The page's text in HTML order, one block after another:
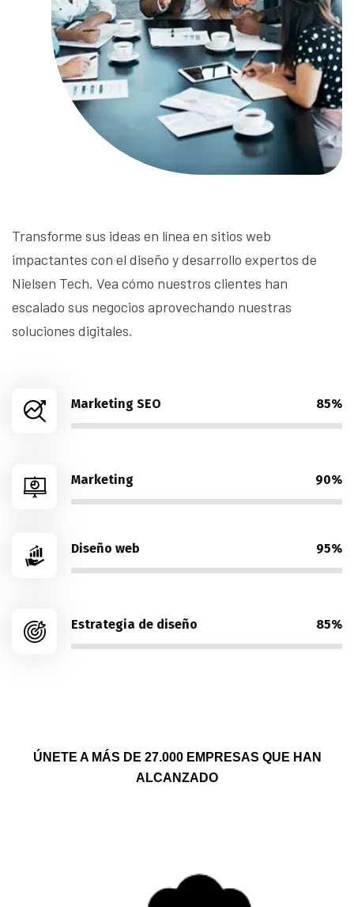
Transforme sus ideas en línea en sitios web
impactantes con el diseño y desarrollo expertos de
Nielsen Tech. Vea cómo nuestros clientes han
escalado sus negocios aprovechando nuestras
soluciones digitales.
Marketing SEO 85%
Marketing 90%
Diseño web 95%
Estrategia de diseño 85%
ÚNETE A MÁS DE 27.000 EMPRESAS QUE HAN
ALCANZADO